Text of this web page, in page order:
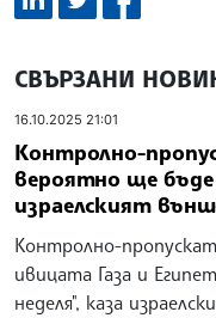
СВЪРЗАНИ
16.10.2025 21:01
Контролно-
вероятно ще бъде
израелският
Контролно-
ивицата Газа и
неделя", каза